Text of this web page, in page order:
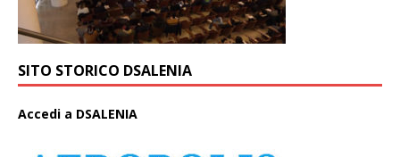
SITO STORICO DSALENIA
Accedi a DSALENIA